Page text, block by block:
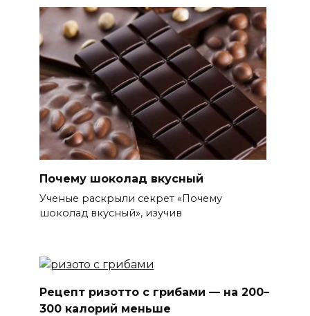
Почему шоколад вкусный
Ученые раскрыли секрет «Почему
шоколад вкусный», изучив
Рецепт ризотто с грибами — на 200–
300 калорий меньше